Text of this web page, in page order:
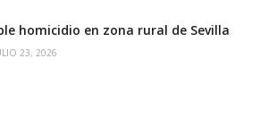
homicidio en zona rural de Sevilla
23, 2026